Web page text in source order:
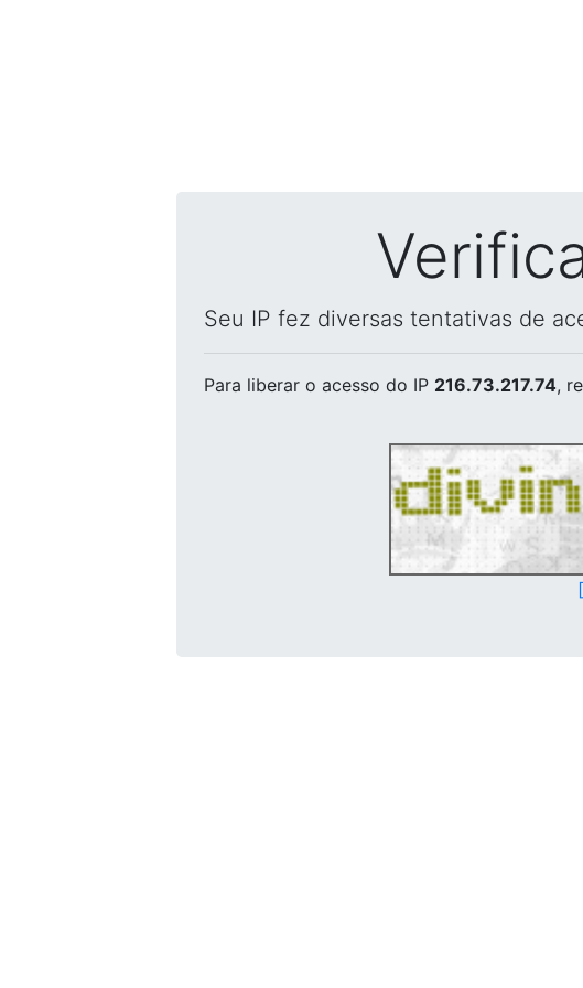
Seu IP fez diversas tentativas de
Para liberar o acesso do IP 216.73.217.74,